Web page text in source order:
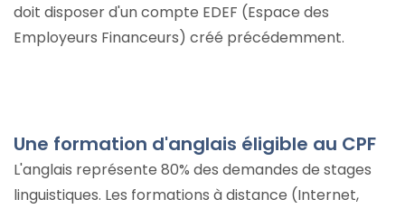
doit disposer d'un compte EDEF (Espace des
Employeurs Financeurs) créé précédemment.
Une formation d'anglais éligible au CPF
L'anglais représente 80% des demandes de stages
linguistiques. Les formations à distance (Internet,